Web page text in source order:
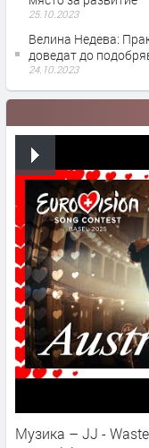
25.10.2023
Велина Недева:
доведат до
24.10.2023
Музика – JJ -